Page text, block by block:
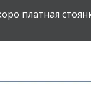
платная